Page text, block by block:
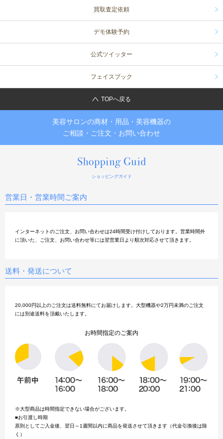
買取査定依頼
デモ体験予約
公式ツイッター
フェイスブック
TOPへ戻る
美容サロンの商材・用品・美容機器の
ご相談・ご注文・お問い合わせ
ショッピングガイド
営業日・営業時間ご案内
インターネットのご注文、お問い合わせは24時間受け付けしております。営業時間外
に頂いた、ご注文、お問い合わせ等には翌営業日より順次対応させて頂きます。
送料・発送について
20,000円以上のご注文は送料無料にてお届けします。大型機器や2万円未満のご注文
には別途送料を頂戴いたします。
お時間指定のご案内
※大型商品は時間指定できない場合がございます。
■お引渡し時期
原則としてご入金後、翌日～1週間以内に商品を発送させて頂きます（代金引換後は除
く）